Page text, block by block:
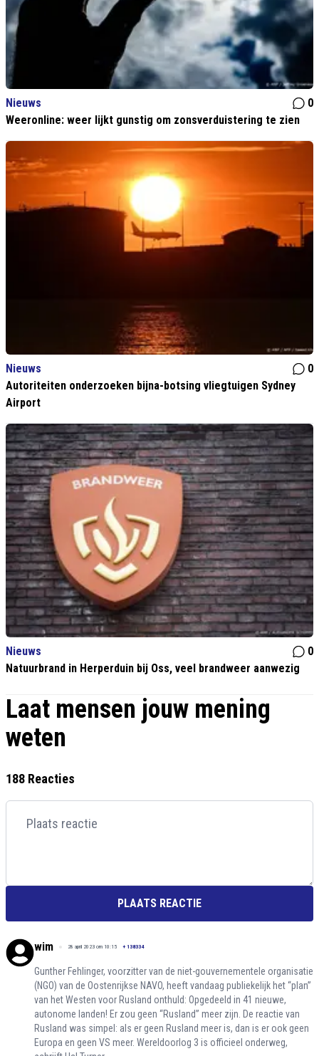
Nieuws
0
Weeronline: weer lijkt gunstig om zonsverduistering te zien
Nieuws
0
Autoriteiten onderzoeken bijna-botsing vliegtuigen Sydney
Airport
Nieuws
0
Natuurbrand in Herperduin bij Oss, veel brandweer aanwezig
Laat mensen jouw mening
weten
188 Reacties
PLAATS REACTIE
wim 28 april 2023 om 10:15 + 138334
Gunther Fehlinger, voorzitter van de niet-gouvernementele organisatie
(NGO) van de Oostenrijkse NAVO, heeft vandaag publiekelijk het “plan”
van het Westen voor Rusland onthuld: Opgedeeld in 41 nieuwe,
autonome landen! Er zou geen “Rusland” meer zijn. De reactie van
Rusland was simpel: als er geen Rusland meer is, dan is er ook geen
Europa en geen VS meer. Wereldoorlog 3 is officieel onderweg,